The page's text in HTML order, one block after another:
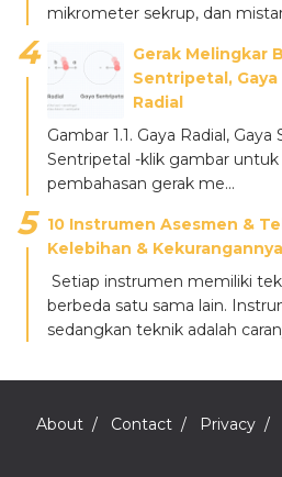
mikrometer sekrup, dan
Gerak Melingkar
Sentripetal,
Radial
Gambar 1.1. Gaya Radial,
Sentripetal -klik gambar
pembahasan gerak me...
10 Instrumen Asesmen &
Kelebihan & Kekurangannya
Setiap instrumen memiliki
berbeda satu sama lain.
sedangkan teknik adalah
About Contact Privacy